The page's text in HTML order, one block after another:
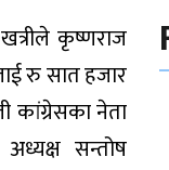
कृष्णराज
रु सात हजार
कांग्रेसका नेता
सन्तोष